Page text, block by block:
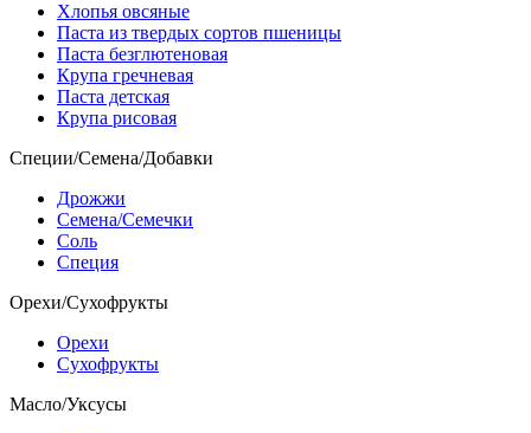
Хлопья овсяные
Паста из твердых сортов пшеницы
Паста безглютеновая
Крупа гречневая
Паста детская
Крупа рисовая
Специи/Семена/Добавки
Дрожжи
Семена/Семечки
Соль
Специя
Орехи/Сухофрукты
Орехи
Сухофрукты
Масло/Уксусы